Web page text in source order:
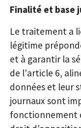
Finalité et base
Le traitement a
légitime
et à garantir la
de l'article 6,
données et leur
journaux sont
fonctionnement